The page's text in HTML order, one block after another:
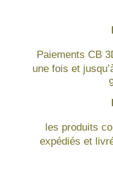
Paiements CB
une fois et
les produits
expédiés et